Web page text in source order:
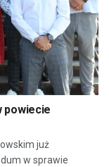
powiecie
już
w sprawie